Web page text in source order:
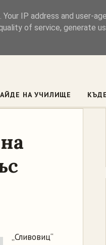
НА УЧИЛИЩЕ
„Сливовиц“
IP address and user-
of service, generate